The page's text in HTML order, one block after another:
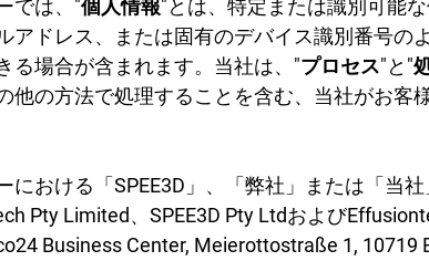
OEM
製造業
海事
サービス・ビューロー
では、"個人情報"とは、特定または識別可能
アドレス、または固有のデバイス識別番号
る場合が含まれます。当社は、"プロセス"と"
他の方法で処理することを含む、当社がお客
における「SPEE3D」、「弊社」または「当
Pty Limited、SPEE3D Pty Ltdおよび
Business Center, Meierottostraße 1, 10719